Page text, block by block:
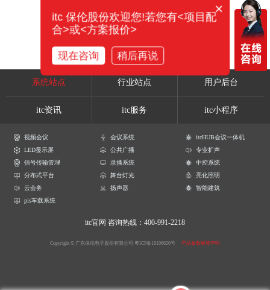
系统站点 行业站点 用户后台
itc资讯 itc服务 itc小程序
视频会议 会议系统
itcHUB会议一体机
LED显示屏
公共广播
专业扩声
信号传输管理
录播系统
中控系统
分布式平台
舞台灯光
亮化照明
云会务
扬声器
智能建筑
pis车载系统
itc官网 咨询热线：400-991-2218
Copyright © 广东保伦电子股份有限公司 粤ICP备16106620号 产品参数解释声明
×
itc 保伦股份欢迎您!若您有<项目配
合>或<方案报价>
现在咨询 稍后再说